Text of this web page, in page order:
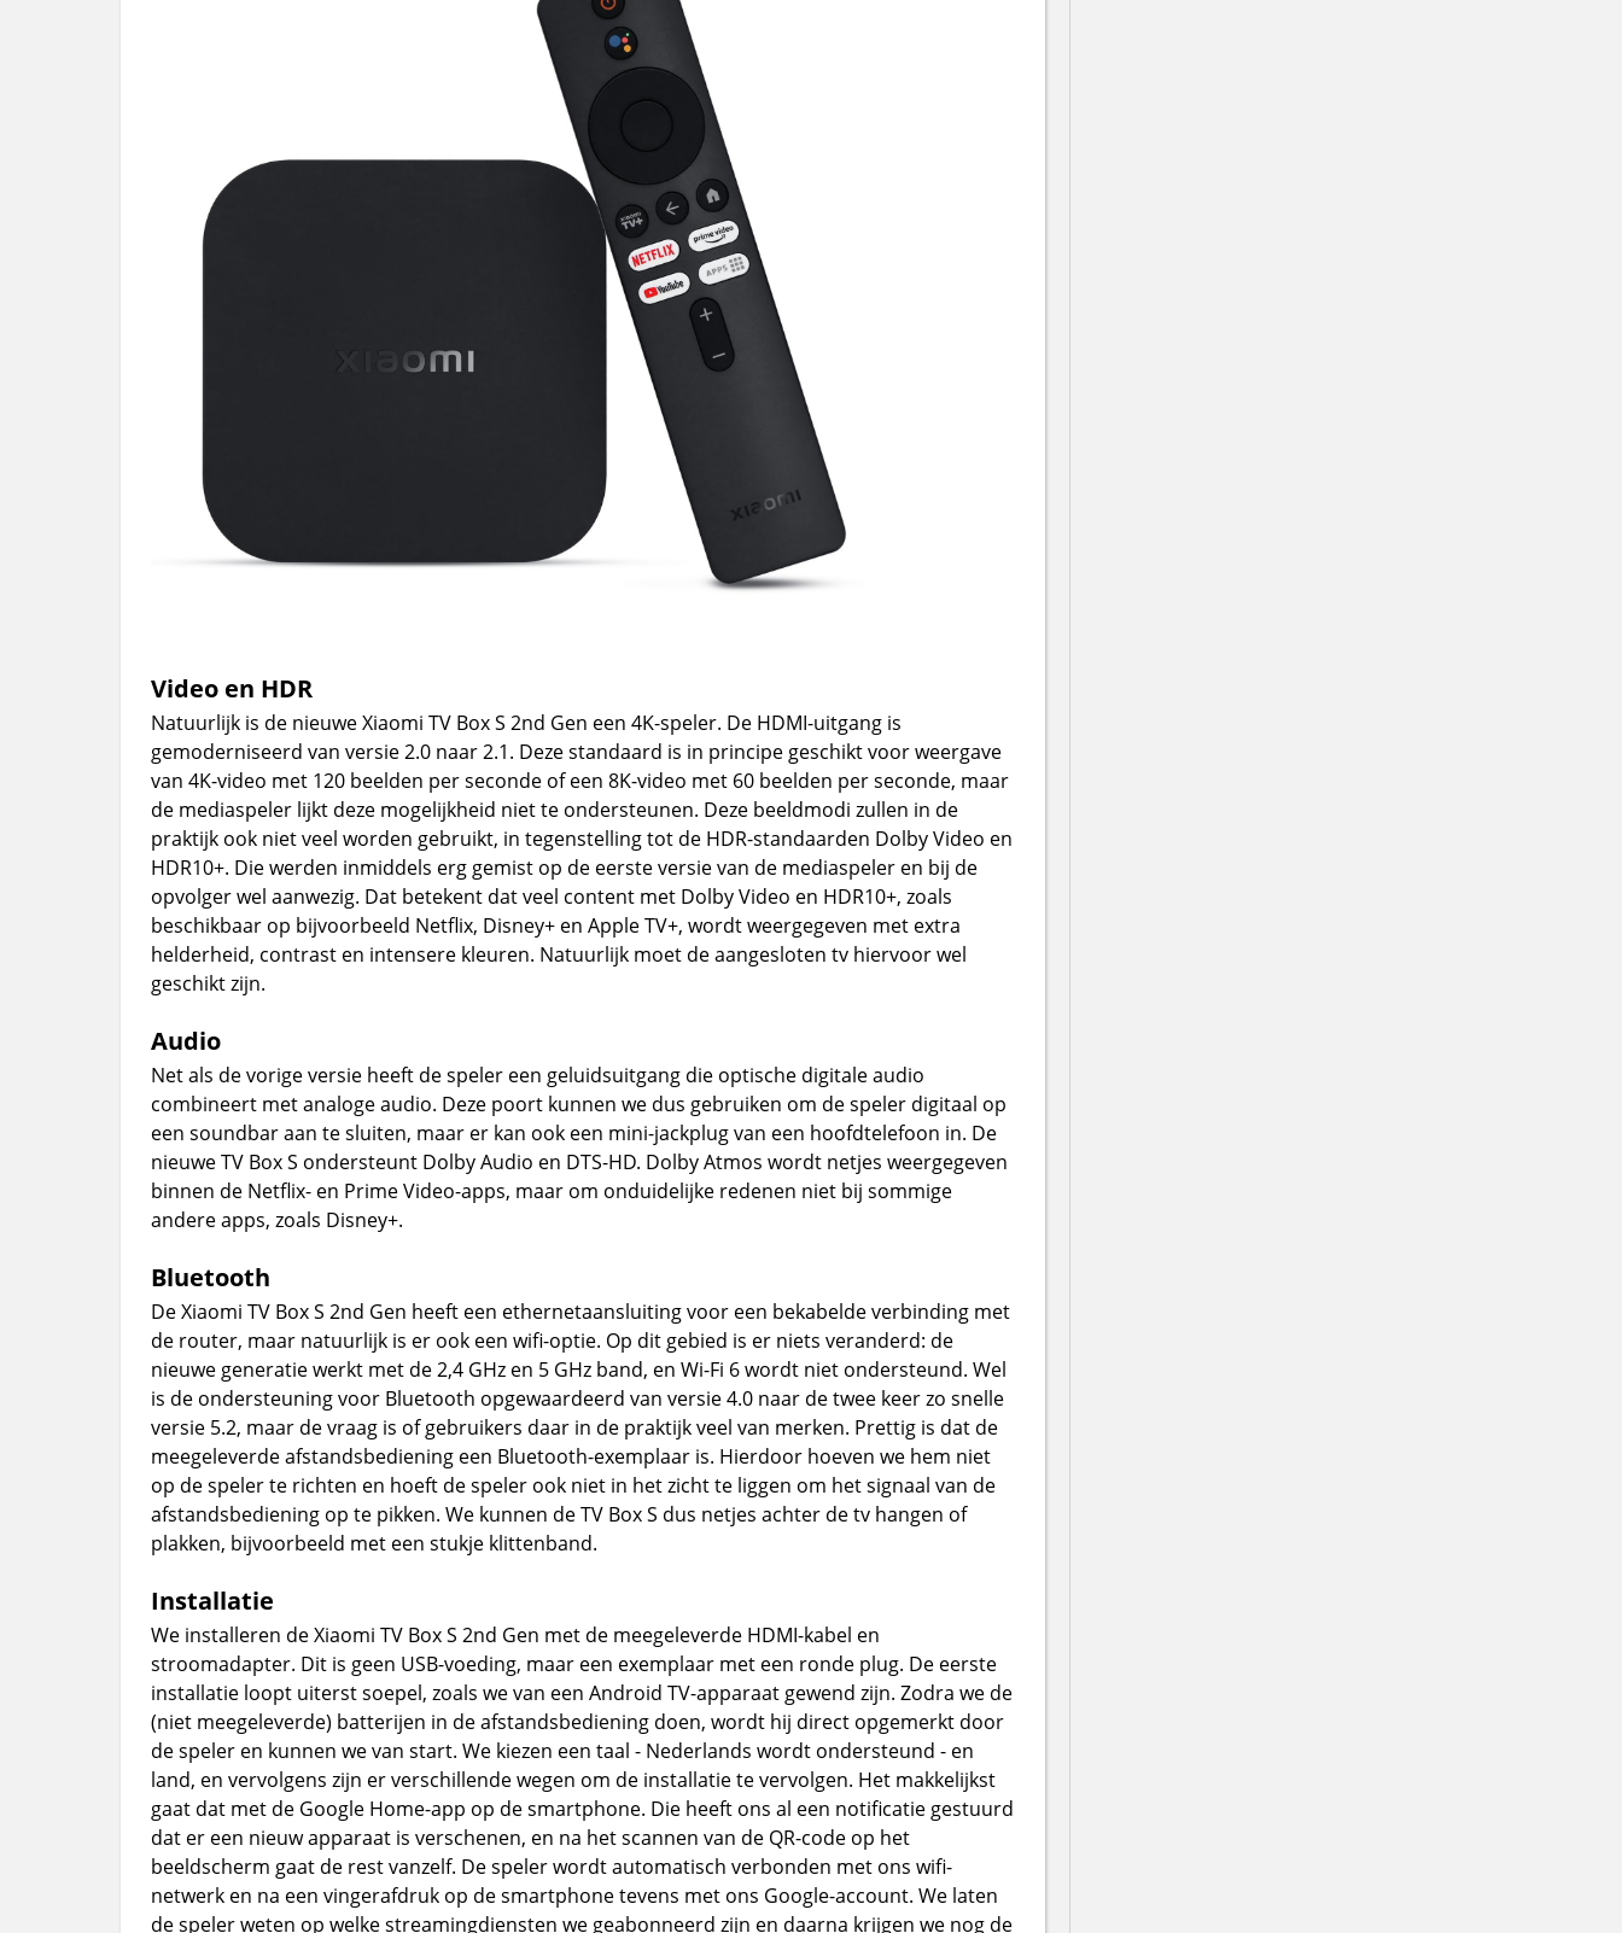
Video en HDR
Natuurlijk is de nieuwe Xiaomi TV Box S 2nd Gen een 4K-speler. De HDMI-uitgang is
gemoderniseerd van versie 2.0 naar 2.1. Deze standaard is in principe geschikt voor weergave
van 4K-video met 120 beelden per seconde of een 8K-video met 60 beelden per seconde, maar
de mediaspeler lijkt deze mogelijkheid niet te ondersteunen. Deze beeldmodi zullen in de
praktijk ook niet veel worden gebruikt, in tegenstelling tot de HDR-standaarden Dolby Video en
HDR10+. Die werden inmiddels erg gemist op de eerste versie van de mediaspeler en bij de
opvolger wel aanwezig. Dat betekent dat veel content met Dolby Video en HDR10+, zoals
beschikbaar op bijvoorbeeld Netflix, Disney+ en Apple TV+, wordt weergegeven met extra
helderheid, contrast en intensere kleuren. Natuurlijk moet de aangesloten tv hiervoor wel
geschikt zijn.
Audio
Net als de vorige versie heeft de speler een geluidsuitgang die optische digitale audio
combineert met analoge audio. Deze poort kunnen we dus gebruiken om de speler digitaal op
een soundbar aan te sluiten, maar er kan ook een mini-jackplug van een hoofdtelefoon in. De
nieuwe TV Box S ondersteunt Dolby Audio en DTS-HD. Dolby Atmos wordt netjes weergegeven
binnen de Netflix- en Prime Video-apps, maar om onduidelijke redenen niet bij sommige
andere apps, zoals Disney+.
Bluetooth
De Xiaomi TV Box S 2nd Gen heeft een ethernetaansluiting voor een bekabelde verbinding met
de router, maar natuurlijk is er ook een wifi-optie. Op dit gebied is er niets veranderd: de
nieuwe generatie werkt met de 2,4 GHz en 5 GHz band, en Wi-Fi 6 wordt niet ondersteund. Wel
is de ondersteuning voor Bluetooth opgewaardeerd van versie 4.0 naar de twee keer zo snelle
versie 5.2, maar de vraag is of gebruikers daar in de praktijk veel van merken. Prettig is dat de
meegeleverde afstandsbediening een Bluetooth-exemplaar is. Hierdoor hoeven we hem niet
op de speler te richten en hoeft de speler ook niet in het zicht te liggen om het signaal van de
afstandsbediening op te pikken. We kunnen de TV Box S dus netjes achter de tv hangen of
plakken, bijvoorbeeld met een stukje klittenband.
Installatie
We installeren de Xiaomi TV Box S 2nd Gen met de meegeleverde HDMI-kabel en
stroomadapter. Dit is geen USB-voeding, maar een exemplaar met een ronde plug. De eerste
installatie loopt uiterst soepel, zoals we van een Android TV-apparaat gewend zijn. Zodra we de
(niet meegeleverde) batterijen in de afstandsbediening doen, wordt hij direct opgemerkt door
de speler en kunnen we van start. We kiezen een taal - Nederlands wordt ondersteund - en
land, en vervolgens zijn er verschillende wegen om de installatie te vervolgen. Het makkelijkst
gaat dat met de Google Home-app op de smartphone. Die heeft ons al een notificatie gestuurd
dat er een nieuw apparaat is verschenen, en na het scannen van de QR-code op het
beeldscherm gaat de rest vanzelf. De speler wordt automatisch verbonden met ons wifi-
netwerk en na een vingerafdruk op de smartphone tevens met ons Google-account. We laten
de speler weten op welke streamingdiensten we geabonneerd zijn en daarna krijgen we nog de